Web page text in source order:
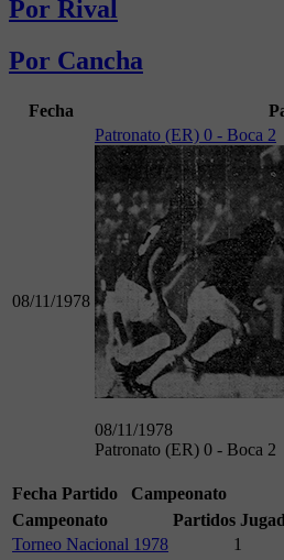
Por Rival
Por Cancha
Fecha
08/11/1978
Patronato (ER) 0 - Boca 2
08/11/1978
Patronato (ER) 0 - Boca 2
Fecha Partido
Campeonato
Campeonato
Partidos
Torneo Nacional 1978
1